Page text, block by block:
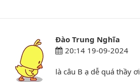
Đào Trung Nghĩa
20:14 19-09-2024
là câu B ạ dễ quá thầy ơi